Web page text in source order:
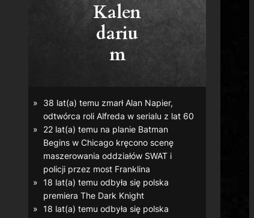
Kalen
dariu
m
38 lat(a) temu zmarł Alan Napier,
odtwórca roli Alfreda w serialu z lat 60
22 lat(a) temu na planie Batman
Begins w Chicago kręcono scenę
maszerowania oddziałów SWAT i
policji przez most Franklina
18 lat(a) temu odbyła się polska
premieraThe Dark Knight
18 lat(a) temu odbyła się polska